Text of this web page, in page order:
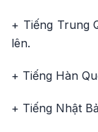
+ Tiếng Trung
lên.
+ Tiếng Hàn
+ Tiếng Nhật